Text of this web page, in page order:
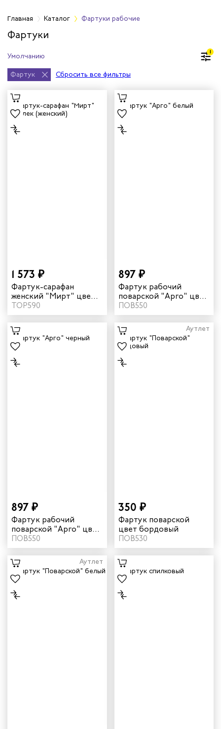
одежда
одежда
головные уборы
Главная Каталог Фартуки рабочие
Фартуки
1
Фартук Сбросить все фильтры
1 573 ₽
Фартук-сарафан
женский "Мирт" цвет
василек
ТОР590
897 ₽
Фартук рабочий
поварской "Арго" цвет
белый
ПОВ550
897 ₽
Фартук рабочий
поварской "Арго" цвет
черный
ПОВ550
Аутлет
350 ₽
Фартук поварской
цвет бордовый
ПОВ530
Аутлет